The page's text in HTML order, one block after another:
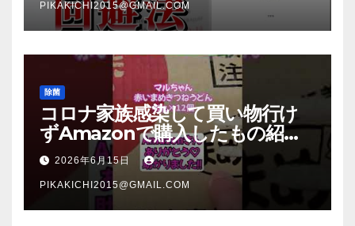
PIKAKICHI2015@GMAIL.COM
除菌
コロナ家族感染して買い物行け
ずAmazonで購入したもの紹
介 #Shorts
2026年6月15日
PIKAKICHI2015@GMAIL.COM